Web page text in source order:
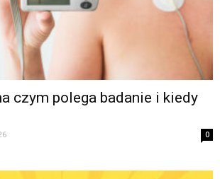
czym polega badanie i kiedy
0